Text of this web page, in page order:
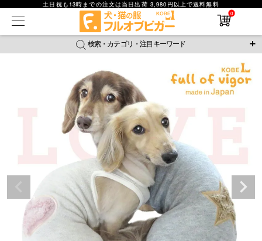
土日祝も13時までの注文は当日出荷 3,980円以上で送料無料
0
検索・カテゴリ・注目キーワード
＼注目ワード／
防蚊 腹巻 撥水レイン ラッシュガード
接触冷感 おそろコーデ 背中開きアイテム
新作アイテム
返品・交換について ご利用ガイド
詳細検索
在庫なし商品
在庫なし商品を表示しない
並び順
新着順
価格が安い順
価格が高い順
レビュー数順
検索